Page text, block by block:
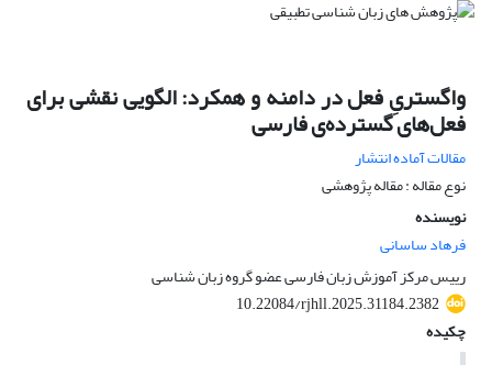
واگستریِ فعل در دامنه و همکرد: الگویی نقشی برای
فعل‌های گسترده‌ی فارسی
مقالات آماده انتشار
نوع مقاله : مقاله پژوهشی
نویسنده
فرهاد ساسانی
رییس مرکز آموزش زبان فارسی عضو گروه زبان شناسی
10.22084/rjhll.2025.31184.2382
چکیده